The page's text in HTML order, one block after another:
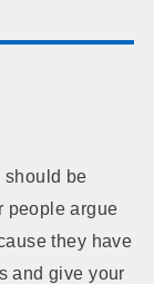
should be
people argue
they have
and give your